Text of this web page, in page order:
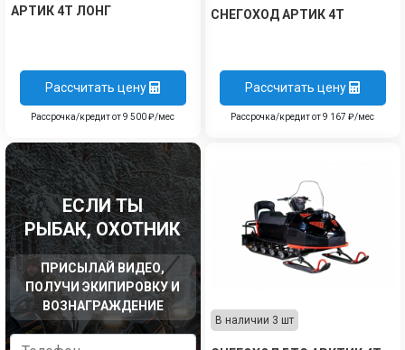
АРТИК 4Т ЛОНГ
Рассчитать цену
Рассрочка/кредит от 9 500 ₽/мес
СНЕГОХОД АРТИК 4Т
Рассчитать цену
Рассрочка/кредит от 9 167 ₽/мес
ЕСЛИ ТЫ
РЫБАК, ОХОТНИК
ПРИСЫЛАЙ ВИДЕО,
ПОЛУЧИ ЭКИПИРОВКУ И
ВОЗНАГРАЖДЕНИЕ
В наличии 3 шт